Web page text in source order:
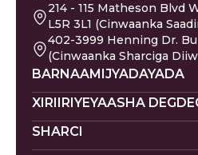
214 - 115 Matheson Blvd
L5R 3L1 (Cinwaanka
402-3999 Henning Dr.
(Cinwaanka Sharciga
BARNAAMIJYADAYADA
Nisa Homes
Nisa Khadka Caawinta
XIRIIRIYEYAASHA
Ku Deeq
SHARCI